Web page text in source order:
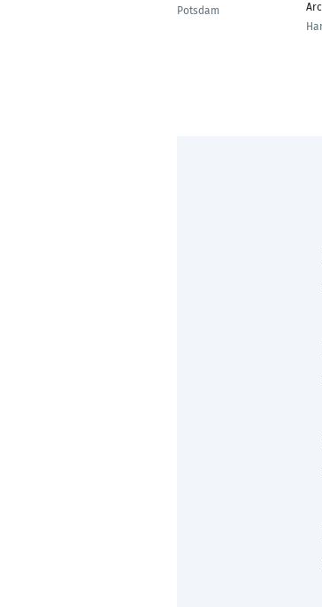
Potsdam